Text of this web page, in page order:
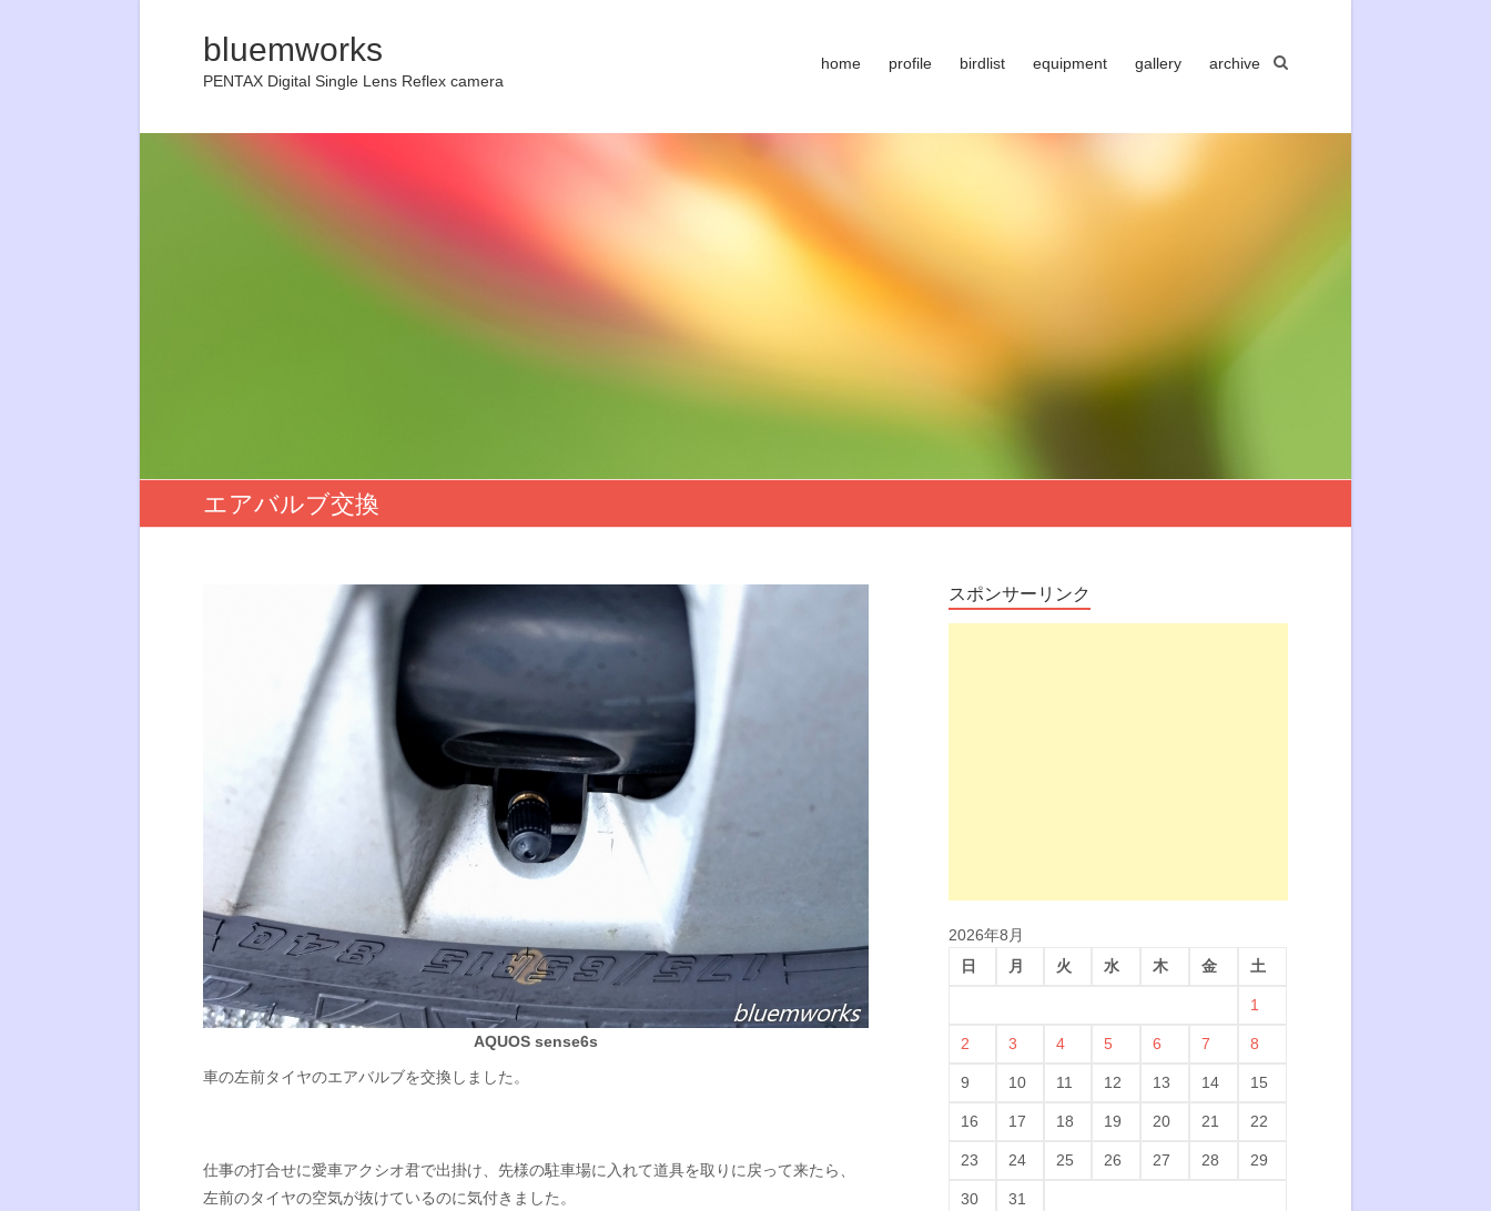
bluemworks
PENTAX Digital Single Lens Reflex camera
home profile birdlist equipment gallery archive
エアバルブ交換
AQUOS sense6s
車の左前タイヤのエアバルブを交換しました。
仕事の打合せに愛車アクシオ君で出掛け、先様の駐車場に入れて道具を取りに戻って来たら、
左前のタイヤの空気が抜けているのに気付きました。
スポンサーリンク
2026年8月
日
月 火 水 木 金 土
1
2 3 4 5 6 7 8
9 10 11 12 13 14 15
16 17 18 19 20 21 22
23 24 25 26 27 28 29
30 31